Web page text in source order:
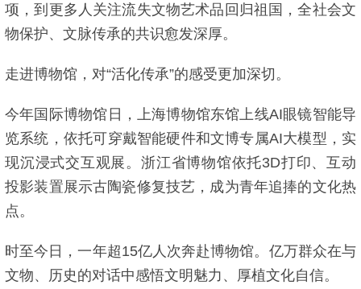
项，到更多人关注流失文物艺术品回归祖国，全社会文
物保护、文脉传承的共识愈发深厚。
走进博物馆，对“活化传承”的感受更加深切。
今年国际博物馆日，上海博物馆东馆上线AI眼镜智能导
览系统，依托可穿戴智能硬件和文博专属AI大模型，实
现沉浸式交互观展。浙江省博物馆依托3D打印、互动
投影装置展示古陶瓷修复技艺，成为青年追捧的文化热
点。
时至今日，一年超15亿人次奔赴博物馆。亿万群众在与
文物、历史的对话中感悟文明魅力、厚植文化自信。